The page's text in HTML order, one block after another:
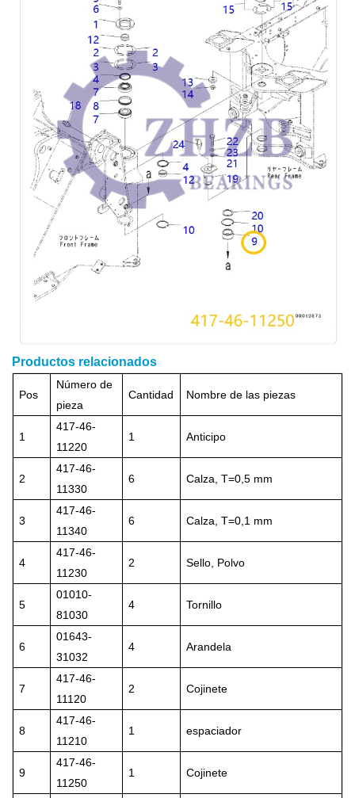
Productos relacionados
Pos
Número de
pieza
Cantidad Nombre de las piezas
1
417-46-
11220
1 Anticipo
2
417-46-
11330
6 Calza, T=0,5 mm
3
417-46-
11340
6 Calza, T=0,1 mm
4
417-46-
11230
2 Sello, Polvo
5
01010-
81030
4 Tornillo
6
01643-
31032
4 Arandela
7
417-46-
11120
2 Cojinete
8
417-46-
11210
1 espaciador
9
417-46-
11250
1 Cojinete